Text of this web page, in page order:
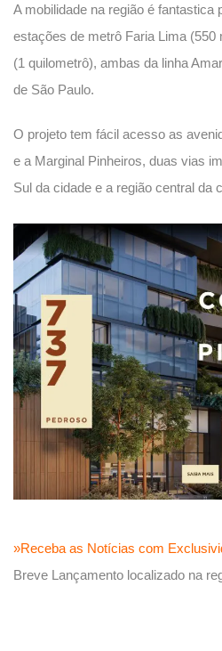
A mobilidade na região é fantastica
estações de metrô Faria Lima (550
(1 quilometrô), ambas da linha
de São Paulo.
O projeto tem fácil acesso as
e a Marginal Pinheiros, duas vias
Sul da cidade e a região central da
»Receba as Notícias com
Breve Lançamento localizado na